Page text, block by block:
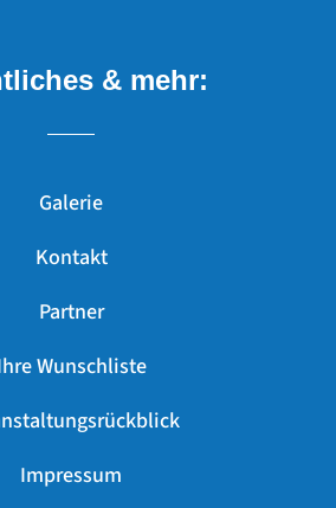
& mehr:
Galerie
Kontakt
Partner
Wunschliste
Impressum